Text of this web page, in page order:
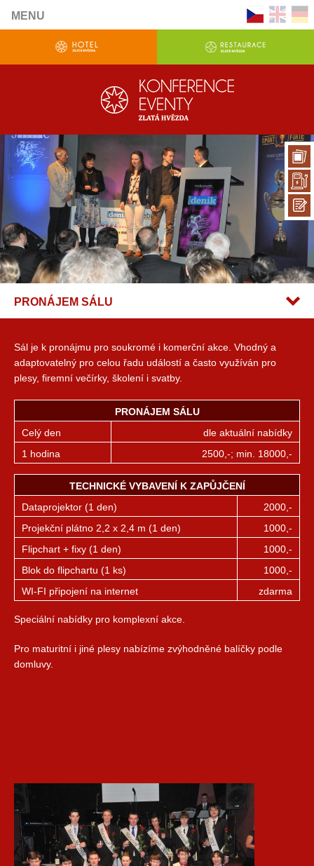
MENU
PRONÁJEM SÁLU
Sál je k pronájmu pro soukromé i komerční akce. Vhodný a
adaptovatelný pro celou řadu událostí a často využíván pro
plesy, firemní večírky, školení i svatby.
PRONÁJEM SÁLU
Celý den
dle aktuální nabídky
1 hodina
2500,-; min. 18000,-
TECHNICKÉ VYBAVENÍ K ZAPŮJČENÍ
Dataprojektor (1 den)
2000,-
Projekční plátno 2,2 x 2,4 m (1 den)
1000,-
Flipchart + fixy (1 den)
1000,-
Blok do flipchartu (1 ks)
1000,-
WI-FI připojení na internet
zdarma
Speciální nabídky pro komplexní akce.
Pro maturitní i jiné plesy nabízíme zvýhodněné balíčky podle
domluvy.